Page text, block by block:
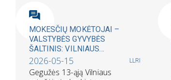
MOKESČIŲ MOKĖTOJAI –
VALSTYBĖS GYVYBĖS
ŠALTINIS: VILNIAUS
ROTUŠĖJE ĮTEIKTI
APDOVANOJIMAI
2026-05-15 LLRI
Gegužės 13-ąją Vilniaus